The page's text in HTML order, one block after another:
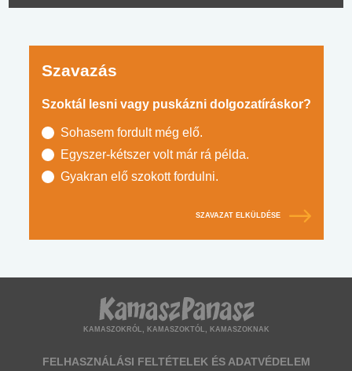
Szavazás
Szoktál lesni vagy puskázni dolgozatíráskor?
Sohasem fordult még elő.
Egyszer-kétszer volt már rá példa.
Gyakran elő szokott fordulni.
SZAVAZAT ELKÜLDÉSE
KAMASZOKRÓL, KAMASZOKTÓL, KAMASZOKNAK
FELHASZNÁLÁSI FELTÉTELEK ÉS ADATVÉDELEM